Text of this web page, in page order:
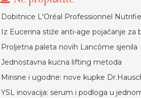
Dobitnice L'Oréal Professionnel
Iz Eucerina stiže anti-age pojačanje za
Proljetna paleta novih Lancôme sjenila
Jednostavna kućna lifting metoda
Mirisne i ugodne: nove kupke
YSL inovacija: serum i podloga u